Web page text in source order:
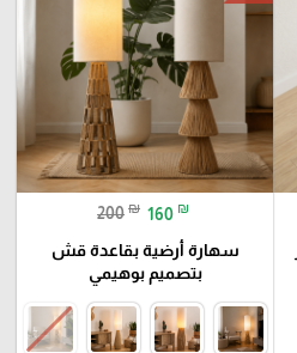
200 ₪ 160 ₪
سهارة أرضية بقاعدة قش
بتصميم بوهيمي